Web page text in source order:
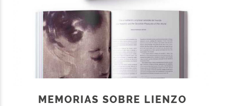
MEMORIAS SOBRE LIENZO